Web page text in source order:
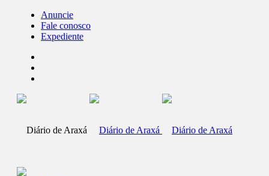
Anuncie
Fale conosco
Expediente